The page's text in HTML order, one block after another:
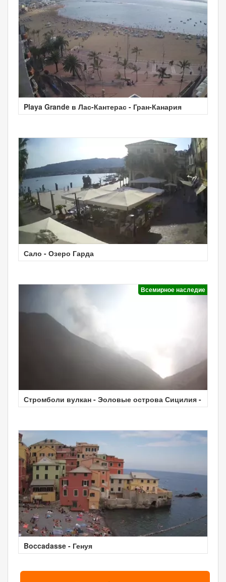
Playa Grande в Лас-Кантерас - Гран-Канария
Сало - Озеро Гарда
Всемирное наследие
Стромболи вулкан - Эоловые острова Сицилия -
Boccadasse - Генуя